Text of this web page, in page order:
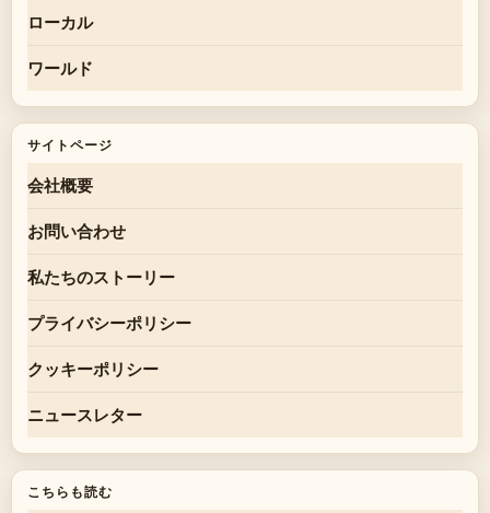
ローカル
ワールド
サイトページ
会社概要
お問い合わせ
私たちのストーリー
プライバシーポリシー
クッキーポリシー
ニュースレター
こちらも読む